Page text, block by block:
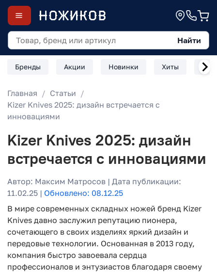
Найти
Бренды Акции Новинки Хиты
Главная
Статьи
Kizer Knives 2025: дизайн встречается с
инновациями
Kizer Knives 2025: дизайн
встречается с инновациями
Автор: Максим Матросов | Дата публикации:
11.02.25 | Обновлено: 08.12.25
В мире современных складных ножей бренд Kizer
Knives давно заслужил репутацию пионера,
сочетающего в своих изделиях яркий дизайн и
передовые технологии. Основанная в 2013 году,
компания быстро завоевала сердца
профессионалов и энтузиастов благодаря своему